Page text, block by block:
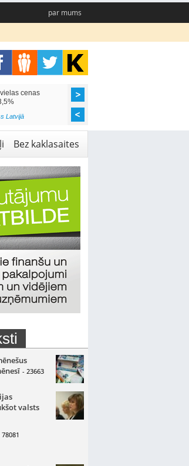
par mums
cenas
Latvijā
Bez kaklasaites
- 23663
valsts
78081